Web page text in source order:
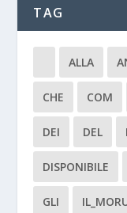
TAG
ALLA
CHE COM
DEI DEL
DISPONIBILE
GLI